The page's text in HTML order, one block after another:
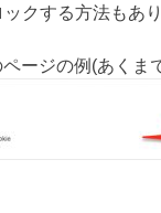
クする方法もあ
ージの例(あくま